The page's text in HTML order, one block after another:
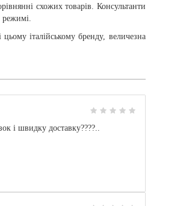
схожих товарів. Консультанти
режимі.
італійському бренду, величезна
і швидку доставку????..